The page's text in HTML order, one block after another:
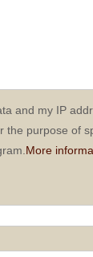
and my IP
the purpose of
More